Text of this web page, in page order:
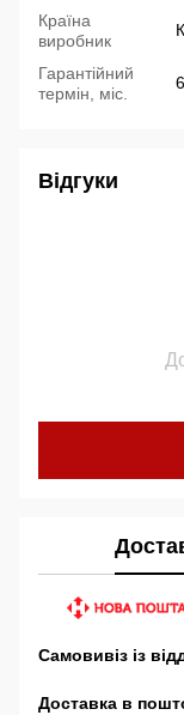
Країна
виробник
Гарантійний
термін, міс.
6
Відгуки
Самовивіз із
Доставка в